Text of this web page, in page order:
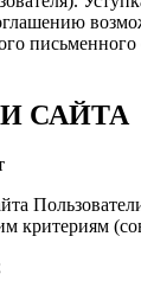
письменного
САЙТА
критериям